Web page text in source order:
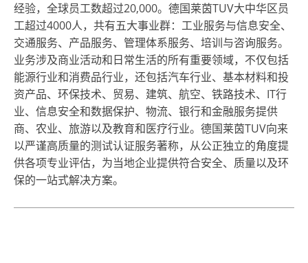
经验，全球员工数超过20,000。德国莱茵TUV大中华区员
工超过4000人，共有五大事业群：工业服务与信息安全、
交通服务、产品服务、管理体系服务、培训与咨询服务。
业务涉及商业活动和日常生活的所有重要领域，不仅包括
能源行业和消费品行业，还包括汽车行业、基本材料和投
资产品、环保技术、贸易、建筑、航空、铁路技术、IT行
业、信息安全和数据保护、物流、银行和金融服务提供
商、农业、旅游以及教育和医疗行业。德国莱茵TUV向来
以严谨高质量的测试认证服务著称，从公正独立的角度提
供各项专业评估，为当地企业提供符合安全、质量以及环
保的一站式解决方案。